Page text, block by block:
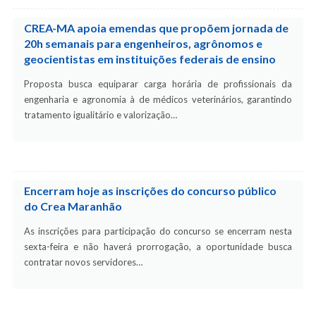
CREA-MA apoia emendas que propõem jornada de
20h semanais para engenheiros, agrônomos e
geocientistas em instituições federais de ensino
Proposta busca equiparar carga horária de profissionais da
engenharia e agronomia à de médicos veterinários, garantindo
tratamento igualitário e valorização…
Encerram hoje as inscrições do concurso público
do Crea Maranhão
As inscrições para participação do concurso se encerram nesta
sexta-feira e não haverá prorrogação, a oportunidade busca
contratar novos servidores…